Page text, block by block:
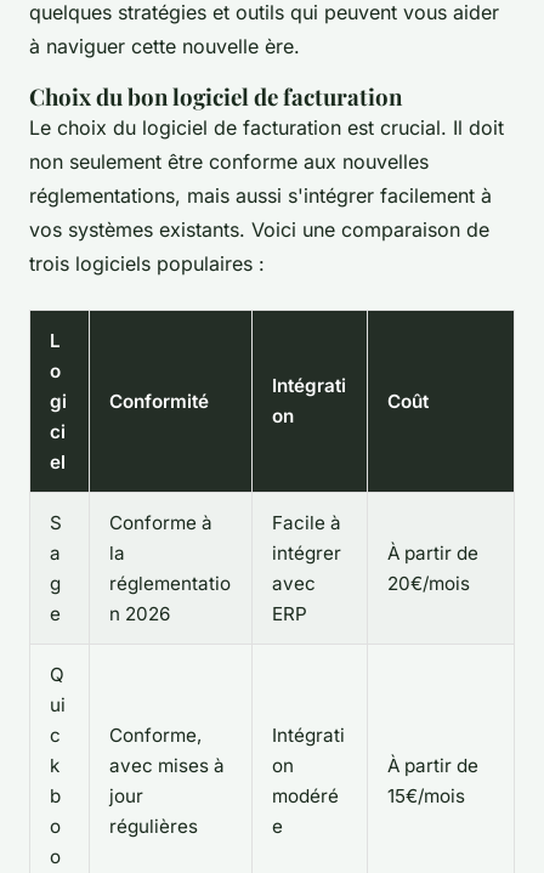
quelques stratégies et outils qui peuvent vous aider
à naviguer cette nouvelle ère.
Choix du bon logiciel de facturation
Le choix du logiciel de facturation est crucial. Il doit
non seulement être conforme aux nouvelles
réglementations, mais aussi s'intégrer facilement à
vos systèmes existants. Voici une comparaison de
trois logiciels populaires :
L
o
gi
ci
el
Conformité
Intégrati
on
Coût
S
a
g
e
Conforme à
la
réglementatio
n 2026
Facile à
intégrer
avec
ERP
À partir de
20€/mois
Q
ui
c
k
b
o
o
Conforme,
avec mises à
jour
régulières
Intégrati
on
modéré
e
À partir de
15€/mois